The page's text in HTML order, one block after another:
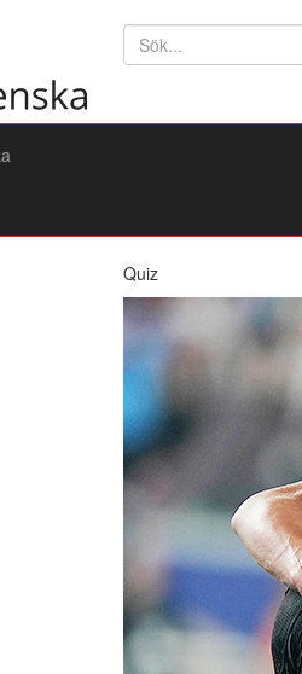
Söktext
Quiz